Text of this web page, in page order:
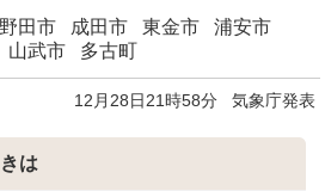
野田市 成田市 東金市
浦安市
山武市 多古町
12月28日21時58分 気象庁発表
は